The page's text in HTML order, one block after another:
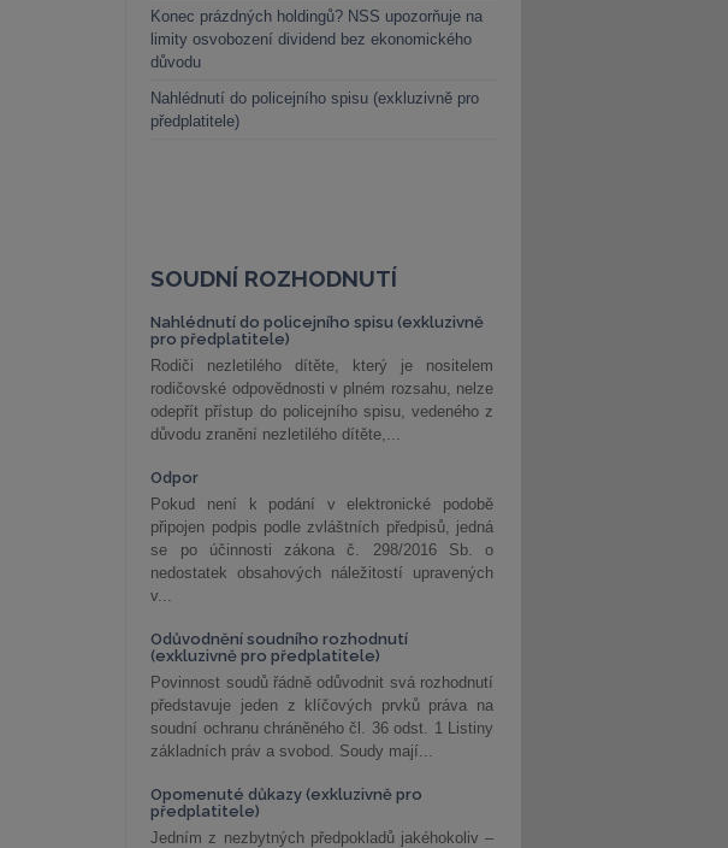
Konec prázdných holdingů? NSS upozorňuje na
limity osvobození dividend bez ekonomického
důvodu
Nahlédnutí do policejního spisu (exkluzivně pro
předplatitele)
SOUDNÍ ROZHODNUTÍ
Nahlédnutí do policejního spisu (exkluzivně
pro předplatitele)
Rodiči nezletilého dítěte, který je nositelem
rodičovské odpovědnosti v plném rozsahu, nelze
odepřít přístup do policejního spisu, vedeného z
důvodu zranění nezletilého dítěte,...
Odpor
Pokud není k podání v elektronické podobě
připojen podpis podle zvláštních předpisů, jedná
se po účinnosti zákona č. 298/2016 Sb. o
nedostatek obsahových náležitostí upravených
v...
Odůvodnění soudního rozhodnutí
(exkluzivně pro předplatitele)
Povinnost soudů řádně odůvodnit svá rozhodnutí
představuje jeden z klíčových prvků práva na
soudní ochranu chráněného čl. 36 odst. 1 Listiny
základních práv a svobod. Soudy mají...
Opomenuté důkazy (exkluzivně pro
předplatitele)
Jedním z nezbytných předpokladů jakéhokoliv –